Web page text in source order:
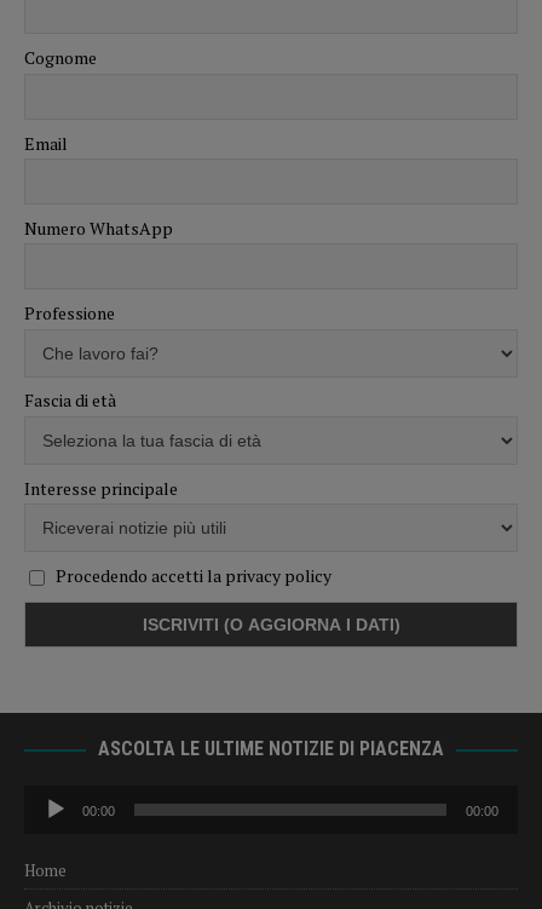
Cognome
Email
Numero WhatsApp
Professione
Fascia di età
Interesse principale
Procedendo accetti la privacy policy
ASCOLTA LE ULTIME NOTIZIE DI PIACENZA
Audio
Player
00:00 00:00
Home